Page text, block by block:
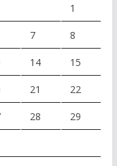
1
7 8
14 15
21 22
28 29